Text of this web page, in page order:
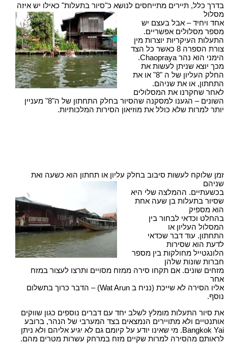
בדרך כלל, תיירים מתייחסים לנושא כ"סיור בתעלות" כאילו יש איזה
מסלול
אחד ויחיד – אבל בעצם יש
מספר מסלולים אפשריים.
התעלות העיקריות יוצרות מין
צורת הספרה 8 כאשר כל הצד
הימני הוא נהר Chaopraya.
מכך יוצא שניתן לעשות את
החלק העליון של ה "8" או את
התחתון, או את שניהם.
לאחר שחקרנו את המסלולים
השונים – הגענו למסקנה שהסיור בחלק התחתון של ה"8" מעניין
יותר למרות שלא כולל את מוזיאון הסירות המלכותיות.
זמן שלוקח לעשות סיבוב בחלק עליון או תחתון הוא כשעה ואת
שניהם
בכשעתיים. ההמלצה שלי היא
שסיור בתעלות בן שעה אחת
הוא מספיק
בהחלט וכדאי לבחור בין
המסלול העליון או
התחתון. עוד דבר שכדאי
לדעת הוא שסירות
הלונגטייל מחולקות בין מספר
חברות שונות שלהן
מזחים שונים. אם תקחו סירה ממזח מסויים ותרצו לעצור במזח
אחר
אליו הסירה לא שייכת (נניח ב Wat Arun) – הדבר כרוך בתשלום
נוסף.
את סיור התעלות מומלץ לשלב יחד עם דברים נוספים כגון שווקים
אותנטיים ולא מתויירים הנמצאים בצד המערבי של הנהר, ברובע
Bangkok Yai. מי שאינו יודע על קיומם גם לא יגיע אליהם ולא ניתן
לראותם מהסירה למרות שקיים מזח במרחק עשרות מטרים מהם.